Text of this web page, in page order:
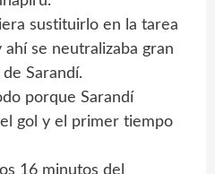
sustituirlo en la tarea
se neutralizaba gran
Sarandí.
porque Sarandí
gol y el primer tiempo
16 minutos del